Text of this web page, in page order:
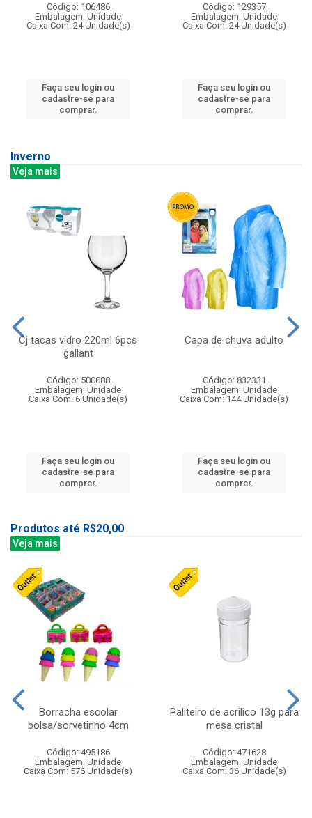
Código: 106486
Embalagem: Unidade
Caixa Com: 24 Unidade(s)
Faça seu login ou
cadastre-se para
comprar.
Código: 129357
Embalagem: Unidade
Caixa Com: 24 Unidade(s)
Faça seu login ou
cadastre-se para
comprar.
Inverno
Veja mais
Cj tacas vidro 220ml 6pcs
gallant
Código: 500088
Embalagem: Unidade
Caixa Com: 6 Unidade(s)
Faça seu login ou
cadastre-se para
comprar.
Capa de chuva adulto
Código: 832331
Embalagem: Unidade
Caixa Com: 144 Unidade(s)
Faça seu login ou
cadastre-se para
comprar.
Produtos até R$20,00
Veja mais
Borracha escolar
bolsa/sorvetinho 4cm
Código: 495186
Embalagem: Unidade
Caixa Com: 576 Unidade(s)
Paliteiro de acrilico 13g para
mesa cristal
Código: 471628
Embalagem: Unidade
Caixa Com: 36 Unidade(s)